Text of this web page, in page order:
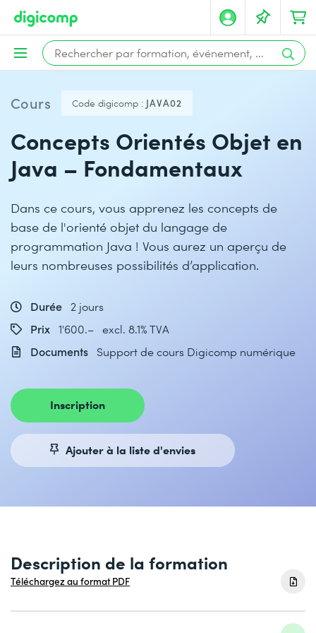
Cours Code digicomp : JAVA02
Concepts Orientés Objet en
Java – Fondamentaux
Dans ce cours, vous apprenez les concepts de
base de l'orienté objet du langage de
programmation Java ! Vous aurez un aperçu de
leurs nombreuses possibilités d’application.
Durée 2 jours
Prix
1'600.– excl. 8.1% TVA
Documents
Support de cours Digicomp numérique
Inscription
Ajouter à la liste d'envies
Description de la formation
Téléchargez au format PDF